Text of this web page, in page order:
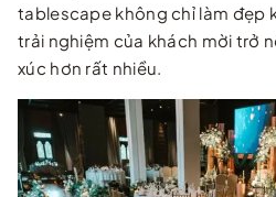
tablescape không chỉ làm đẹp
trải nghiệm của khách mời trở
xúc hơn rất nhiều.